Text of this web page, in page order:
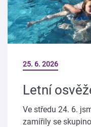
25. 6. 2026
Letní
Ve středu 24. 6.
zamířily se